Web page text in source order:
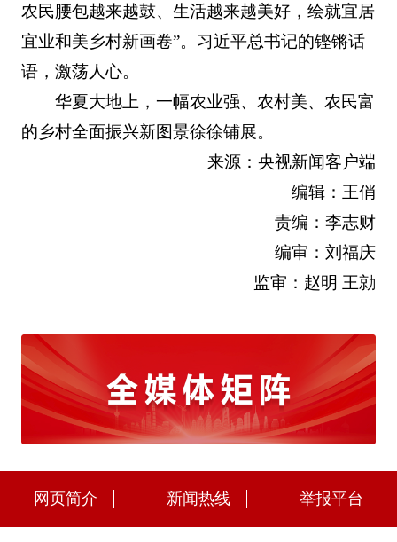
农民腰包越来越鼓、生活越来越美好，绘就宜居
宜业和美乡村新画卷”。习近平总书记的铿锵话
语，激荡人心。
华夏大地上，一幅农业强、农村美、农民富
的乡村全面振兴新图景徐徐铺展。
来源：央视新闻客户端
编辑：王俏
责编：李志财
编审：刘福庆
监审：赵明 王勍
网页简介 新闻热线 举报平台